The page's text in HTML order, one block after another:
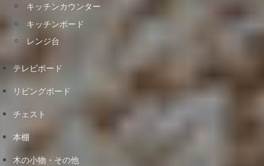
キッチンカウンター
キッチンボード
レンジ台
テレビボード
リビングボード
チェスト
本棚
木の小物・その他